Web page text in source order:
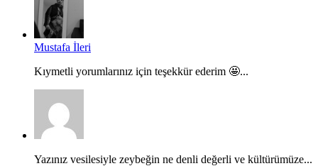
Mustafa İleri
Kıymetli yorumlarınız için teşekkür ederim 🤩...
Yazınız vesilesiyle zeybeğin ne denli değerli ve kültürümüze...